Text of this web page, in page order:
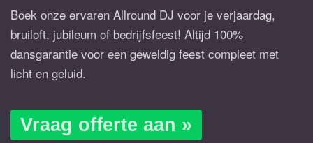
Boek onze ervaren Allround DJ voor je verjaardag,
bruiloft, jubileum of bedrijfsfeest! Altijd 100%
dansgarantie voor een geweldig feest compleet met
licht en geluid.
Vraag offerte aan »